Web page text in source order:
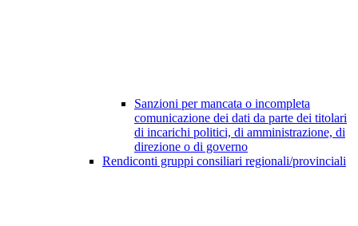
Sanzioni per mancata o incompleta
comunicazione dei dati da parte dei titolari
di incarichi politici, di amministrazione, di
direzione o di governo
Rendiconti gruppi consiliari regionali/provinciali